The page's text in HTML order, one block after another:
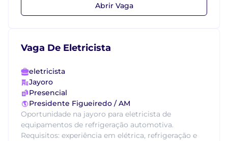
Abrir Vaga
Vaga De Eletricista
eletricista
Jayoro
Presencial
Presidente Figueiredo / AM
Oportunidade na jayoro para eletricista de
equipamentos de refrigeração automotiva.
Requisitos: experiência em elétrica, refrigeração e